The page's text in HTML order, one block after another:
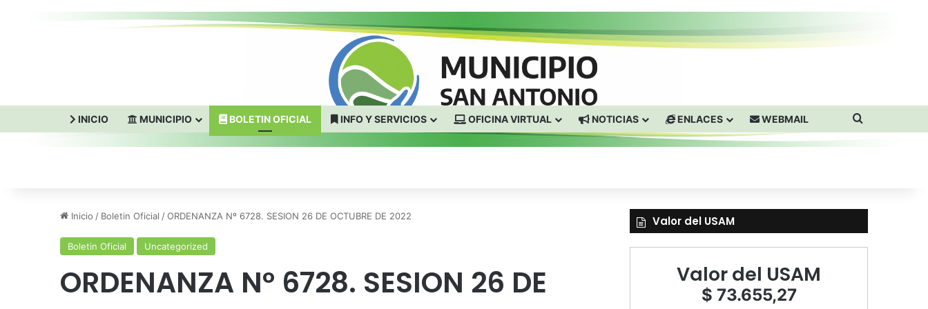
INICIO MUNICIPIO BOLETIN OFICIAL INFO Y SERVICIOS OFICINA VIRTUAL NOTICIAS ENLACES WEBMAIL Buscar por
Inicio / Boletin Oficial /ORDENANZA Nº 6728. SESION 26 DE OCTUBRE DE 2022
Boletin Oficial Uncategorized
ORDENANZA Nº 6728. SESION 26 DE
Valor del USAM
Valor del USAM
$ 73.655,27